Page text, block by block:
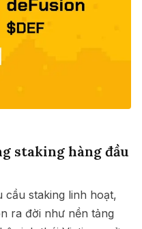
staking hàng đầu
cầu staking linh hoạt,
ra đời như nền tảng